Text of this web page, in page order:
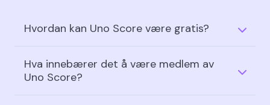
Hvordan kan Uno Score være gratis?
Hva innebærer det å være medlem av
Uno Score?